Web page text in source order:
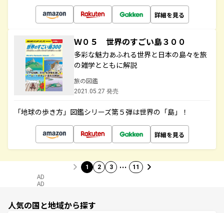
詳細を見る
Ｗ０５ 世界のすごい島３００
多彩な魅力あふれる世界と日本の島々を旅
の雑学とともに解説
旅の図鑑
2021.05.27 発売
「地球の歩き方」図鑑シリーズ第５弾は世界の「島」！
詳細を見る
1 2 3 … 11
AD
AD
人気の国と地域から探す